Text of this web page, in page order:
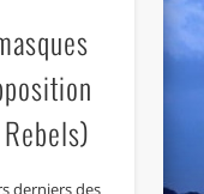
derniers des